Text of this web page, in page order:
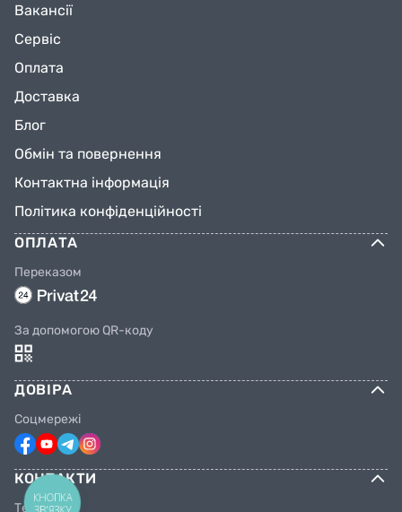
Вакансії
Сервіс
Оплата
Доставка
Блог
Обмін та повернення
Контактна інформація
Політика конфіденційності
ОПЛАТА
Переказом
За допомогою QR-коду
ДОВІРА
Соцмережі
КОНТАКТИ
Телефони
КНОПКА